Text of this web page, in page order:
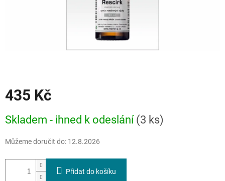
435 Kč
cena:
Skladem - ihned k odeslání (3 ks)
Můžeme doručit do: 12.8.2026
Přidat do košíku